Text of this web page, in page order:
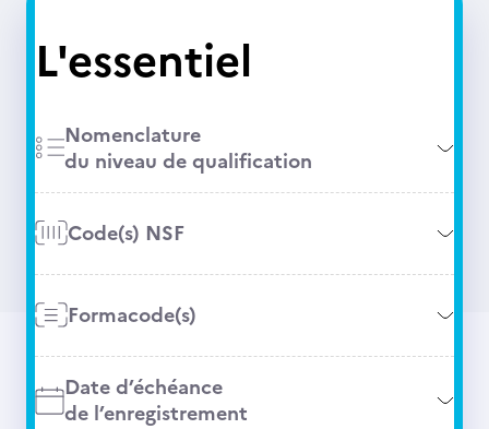
L'essentiel
Nomenclature
du niveau de qualification
Code(s) NSF
Formacode(s)
Date d’échéance
de l’enregistrement